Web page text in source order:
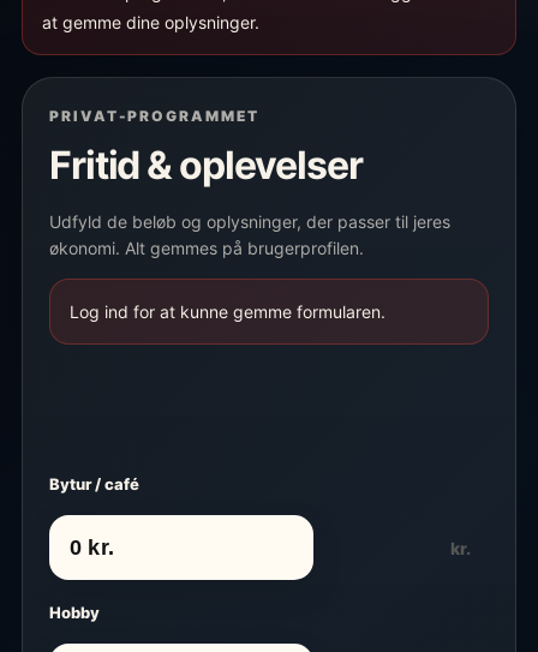
at gemme dine oplysninger.
PRIVAT-PROGRAMMET
Fritid & oplevelser
Udfyld de beløb og oplysninger, der passer til jeres
økonomi. Alt gemmes på brugerprofilen.
Log ind for at kunne gemme formularen.
Bytur / café
kr.
Hobby